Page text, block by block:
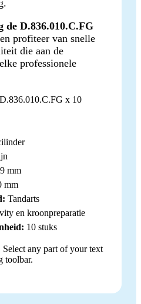
de D.836.010.C.FG
en profiteer van snelle
die aan de
professionele
D.836.010.C.FG x 10
mm
mm
Tandarts
en kroonpreparatie
10 stuks
any part of your text
toolbar.